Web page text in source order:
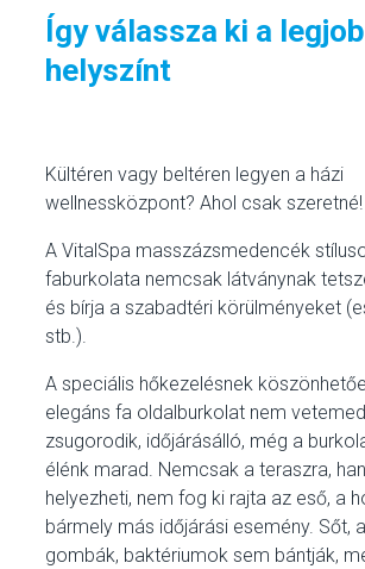
Így válassza ki a
helyszínt
Kültéren vagy beltéren legyen a házi
wellnessközpont? Ahol csak szeretné!
A VitalSpa masszázsmedencék
faburkolata nemcsak látványnak
és bírja a szabadtéri körülményeket
stb.).
A speciális hőkezelésnek
elegáns fa oldalburkolat nem
zsugorodik, időjárásálló, még a
élénk marad. Nemcsak a teraszra,
helyezheti, nem fog ki rajta az eső, a
bármely más időjárási esemény. Sőt,
gombák, baktériumok sem bántják,